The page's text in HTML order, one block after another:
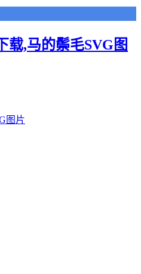
载,马的鬃毛SVG图